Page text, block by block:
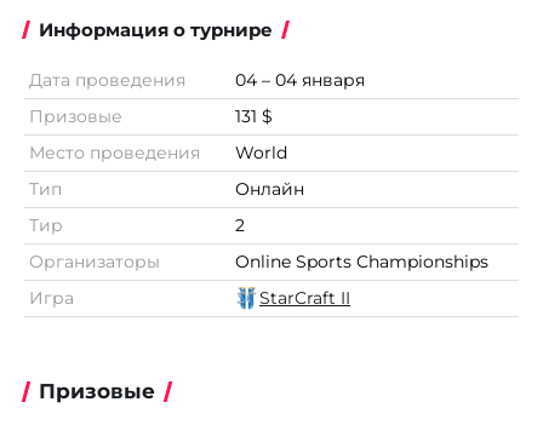
Информация о турнире
Дата проведения
04 – 04 января
Призовые
131 $
Место проведения
World
Тип
Онлайн
Тир
2
Организаторы
Online Sports Championships
Игра
StarCraft II
Призовые